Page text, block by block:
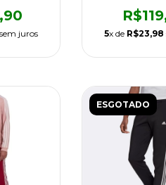
sem juros 5x de R$23,98
ESGOTADO